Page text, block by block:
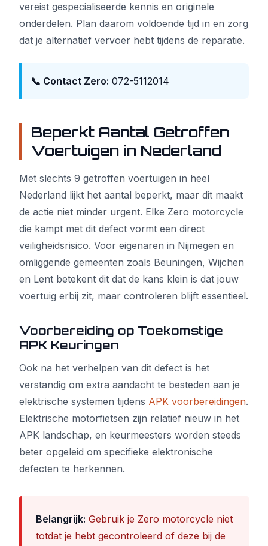
vereist gespecialiseerde kennis en originele
onderdelen. Plan daarom voldoende tijd in en zorg
dat je alternatief vervoer hebt tijdens de reparatie.
📞 Contact Zero: 072-5112014
Beperkt Aantal Getroffen
Voertuigen in Nederland
Met slechts 9 getroffen voertuigen in heel
Nederland lijkt het aantal beperkt, maar dit maakt
de actie niet minder urgent. Elke Zero motorcycle
die kampt met dit defect vormt een direct
veiligheidsrisico. Voor eigenaren in Nijmegen en
omliggende gemeenten zoals Beuningen, Wijchen
en Lent betekent dit dat de kans klein is dat jouw
voertuig erbij zit, maar controleren blijft essentieel.
Voorbereiding op Toekomstige
APK Keuringen
Ook na het verhelpen van dit defect is het
verstandig om extra aandacht te besteden aan je
elektrische systemen tijdens APK voorbereidingen.
Elektrische motorfietsen zijn relatief nieuw in het
APK landschap, en keurmeesters worden steeds
beter opgeleid om specifieke elektronische
defecten te herkennen.
Belangrijk: Gebruik je Zero motorcycle niet
totdat je hebt gecontroleerd of deze bij de